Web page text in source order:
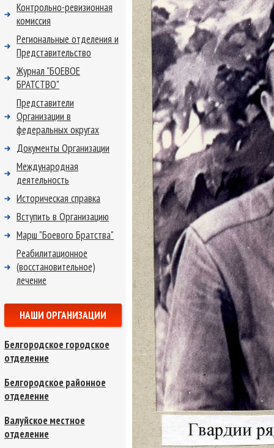
Контрольно-ревизионная
комиссия
Региональные отделения и
Представительство
Журнал "БОЕВОЕ
БРАТСТВО"
Представители
Организации в
федеральных округах
Документы Организации
Международная
деятельность
Историческая справка
Вступить в Организацию
Марш "Боевого Братства"
Реабилитационное
(восстановительное)
лечение
НАШИ ОРГАНИЗАЦИИ
Белгородское городское
отделение
Белгородское районное
отделение
Валуйское местное
отделение